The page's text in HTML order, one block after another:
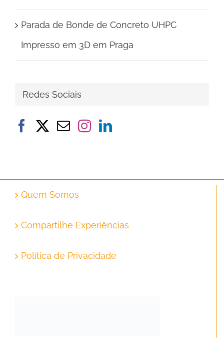
Parada de Bonde de Concreto UHPC
Impresso em 3D em Praga
Redes Sociais
Quem Somos
Compartilhe Experiências
Política de Privacidade